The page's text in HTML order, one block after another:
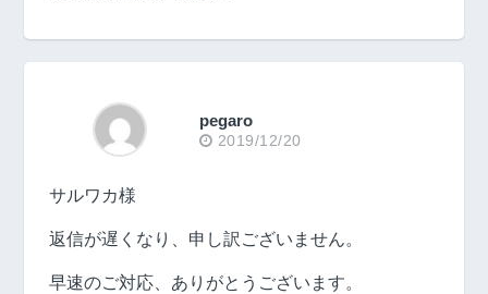
pegaro
2019/12/20
サルワカ様
返信が遅くなり、申し訳ございません。
早速のご対応、ありがとうございます。